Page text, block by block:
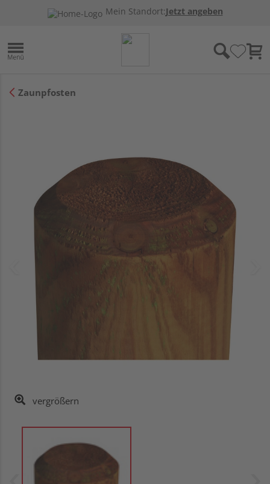
Mein Standort:Jetzt angeben
Zaunpfosten
vergrößern